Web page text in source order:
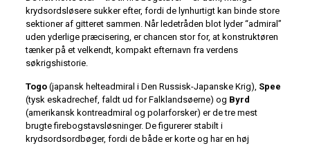
krydsordsløsere sukker efter, fordi de lynhurtigt kan binde store
sektioner af gitteret sammen. Når ledetråden blot lyder “admiral”
uden yderlige præcisering, er chancen stor for, at konstruktøren
tænker på et velkendt, kompakt efternavn fra verdens
søkrigshistorie.
Togo(japansk helte­admiral i Den Russisk-Japanske Krig), Spee
(tysk eskadrechef, faldt ud for Falklandsøerne) og Byrd
(amerikansk kontreadmiral og polarforsker) er de tre mest
brugte firebogstavsløsninger. De figurerer stabilt i
krydsordsordbøger, fordi de både er korte og har en høj